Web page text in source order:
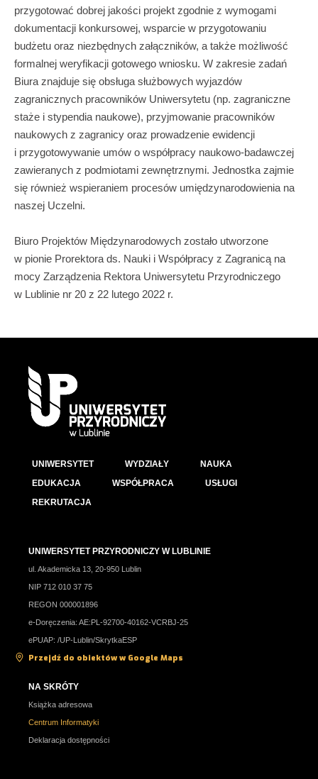
przygotować dobrej jakości projekt zgodnie z wymogami
dokumentacji konkursowej, wsparcie w przygotowaniu
budżetu oraz niezbędnych załączników, a także możliwość
formalnej weryfikacji gotowego wniosku. W zakresie zadań
Biura znajduje się obsługa służbowych wyjazdów
zagranicznych pracowników Uniwersytetu (np. zagraniczne
staże i stypendia naukowe), przyjmowanie pracowników
naukowych z zagranicy oraz prowadzenie ewidencji
i przygotowywanie umów o współpracy naukowo-badawczej
zawieranych z podmiotami zewnętrznymi. Jednostka zajmie
się również wspieraniem procesów umiędzynarodowienia na
naszej Uczelni.
Biuro Projektów Międzynarodowych zostało utworzone
w pionie Prorektora ds. Nauki i Współpracy z Zagranicą na
mocy Zarządzenia Rektora Uniwersytetu Przyrodniczego
w Lublinie nr 20 z 22 lutego 2022 r.
UNIWERSYTET WYDZIAŁY
NAUKA
EDUKACJA
WSPÓŁPRACA
USŁUGI
REKRUTACJA
UNIWERSYTET PRZYRODNICZY W LUBLINIE
ul. Akademicka 13, 20-950 Lublin
NIP 712 010 37 75
REGON 000001896
e-Doręczenia: AE:PL-92700-40162-VCRBJ-25
ePUAP: /UP-Lublin/SkrytkaESP
Przejdź do obiektów w Google Maps
NA SKRÓTY
Książka adresowa
Centrum Informatyki
Deklaracja dostępności